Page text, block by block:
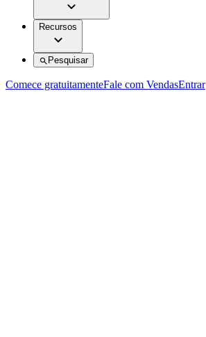
Recursos
Pesquisar
Comece gratuitamenteFale com VendasEntrar